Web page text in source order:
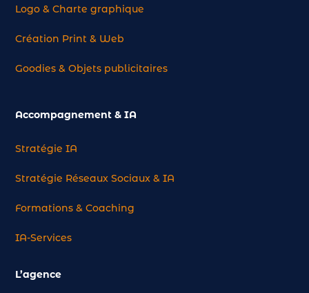
Logo & Charte graphique
Création Print & Web
Goodies & Objets publicitaires
Accompagnement & IA
Stratégie IA
Stratégie Réseaux Sociaux & IA
Formations & Coaching
IA-Services
L’agence